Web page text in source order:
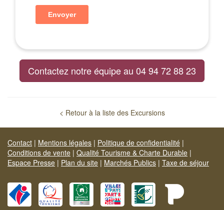
Contactez notre équipe au 04 94 72 88 23
< Retour à la liste des Excursions
Contact | Mentions légales | Politique de confidentialité |
Conditions de vente | Qualité Tourisme & Charte Durable |
Espace Presse | Plan du site | Marchés Publics | Taxe de séjour